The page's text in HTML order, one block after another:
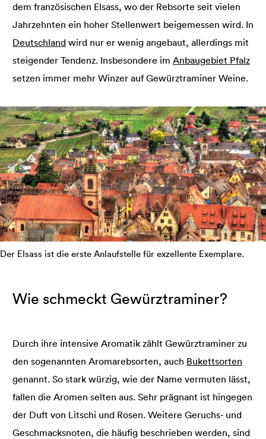
dem französischen Elsass, wo der Rebsorte seit vielen
Jahrzehnten ein hoher Stellenwert beigemessen wird. In
Deutschland wird nur er wenig angebaut, allerdings mit
steigender Tendenz. Insbesondere im Anbaugebiet Pfalz
setzen immer mehr Winzer auf Gewürztraminer Weine.
Der Elsass ist die erste Anlaufstelle für exzellente Exemplare.
Wie schmeckt Gewürztraminer?
Durch ihre intensive Aromatik zählt Gewürztraminer zu
den sogenannten Aromarebsorten, auch Bukettsorten
genannt. So stark würzig, wie der Name vermuten lässt,
fallen die Aromen selten aus. Sehr prägnant ist hingegen
der Duft von Litschi und Rosen. Weitere Geruchs- und
Geschmacksnoten, die häufig beschrieben werden, sind